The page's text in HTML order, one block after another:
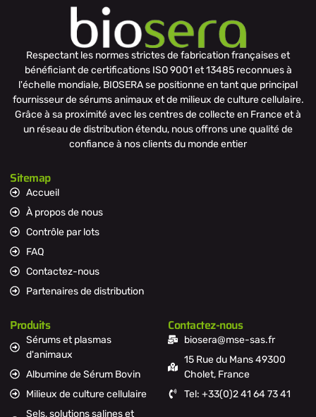
Respectant les normes strictes de fabrication françaises et
bénéficiant de certifications ISO 9001 et 13485 reconnues à
l'échelle mondiale, BIOSERA se positionne en tant que principal
fournisseur de sérums animaux et de milieux de culture cellulaire.
Grâce à sa proximité avec les centres de collecte en France et à
un réseau de distribution étendu, nous offrons une qualité de
confiance à nos clients du monde entier
Sitemap
Accueil
À propos de nous
Contrôle par lots
FAQ
Contactez-nous
Partenaires de distribution
Produits
Sérums et plasmas
d'animaux
Albumine de Sérum Bovin
Milieux de culture cellulaire
Sels, solutions salines et
Contactez-nous
biosera@mse-sas.fr
15 Rue du Mans 49300
Cholet, France
Tel: +33(0)2 41 64 73 41